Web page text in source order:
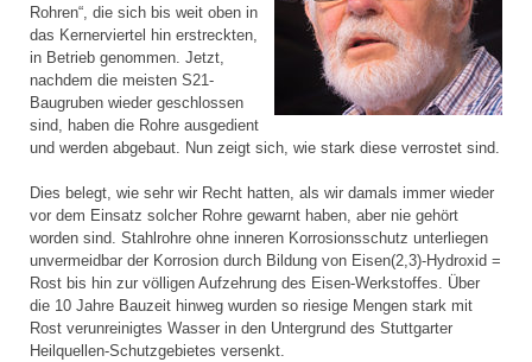
Rohren“, die sich bis weit oben in
das Kernerviertel hin erstreckten,
in Betrieb genommen. Jetzt,
nachdem die meisten S21-
Baugruben wieder geschlossen
sind, haben die Rohre ausgedient
und werden abgebaut. Nun zeigt sich, wie stark diese verrostet sind.
Dies belegt, wie sehr wir Recht hatten, als wir damals immer wieder
vor dem Einsatz solcher Rohre gewarnt haben, aber nie gehört
worden sind. Stahlrohre ohne inneren Korrosionsschutz unterliegen
unvermeidbar der Korrosion durch Bildung von Eisen(2,3)-Hydroxid =
Rost bis hin zur völligen Aufzehrung des Eisen-Werkstoffes. Über
die 10 Jahre Bauzeit hinweg wurden so riesige Mengen stark mit
Rost verunreinigtes Wasser in den Untergrund des Stuttgarter
Heilquellen-Schutzgebietes versenkt.